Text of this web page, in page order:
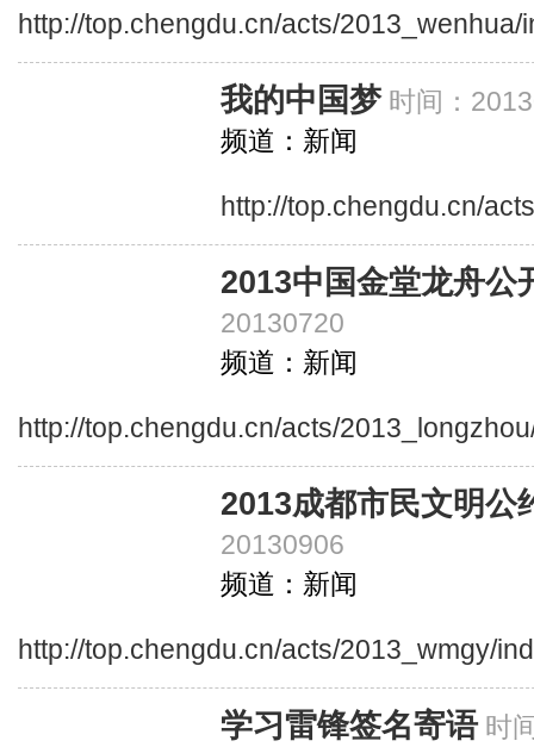
http://top.chengdu.cn/acts/2013_wenhua/
我的中国梦 时间：
频道：新闻
http://top.chengdu.cn/
2013中国金堂龙舟公
20130720
频道：新闻
http://top.chengdu.cn/acts/
2013成都市民文明公
20130906
频道：新闻
http://top.chengdu.cn/acts/2013_wmgy/
学习雷锋签名寄语 时